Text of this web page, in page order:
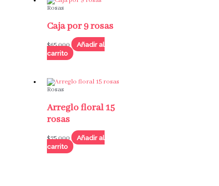
Rosas
Caja por 9 rosas
$65,000
Añadir al
carrito
Rosas
Arreglo floral 15
rosas
$75,000
Añadir al
carrito